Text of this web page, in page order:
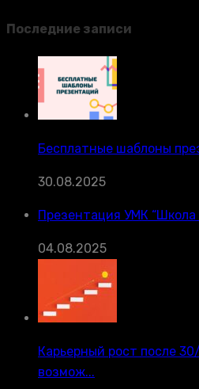
Последние записи
Бесплатные шаблоны
30.08.2025
Презентация УМК “Школа
04.08.2025
Карьерный рост после
возмож...